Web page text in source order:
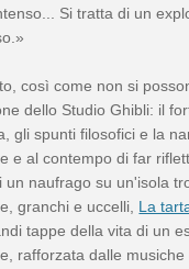
Si tratta di un
così come non si
dello Studio Ghibli: il
gli spunti filosofici e la
e al contempo di far
un naufrago su un'isola
granchi e uccelli, La
tappe della vita di un
rafforzata dalle